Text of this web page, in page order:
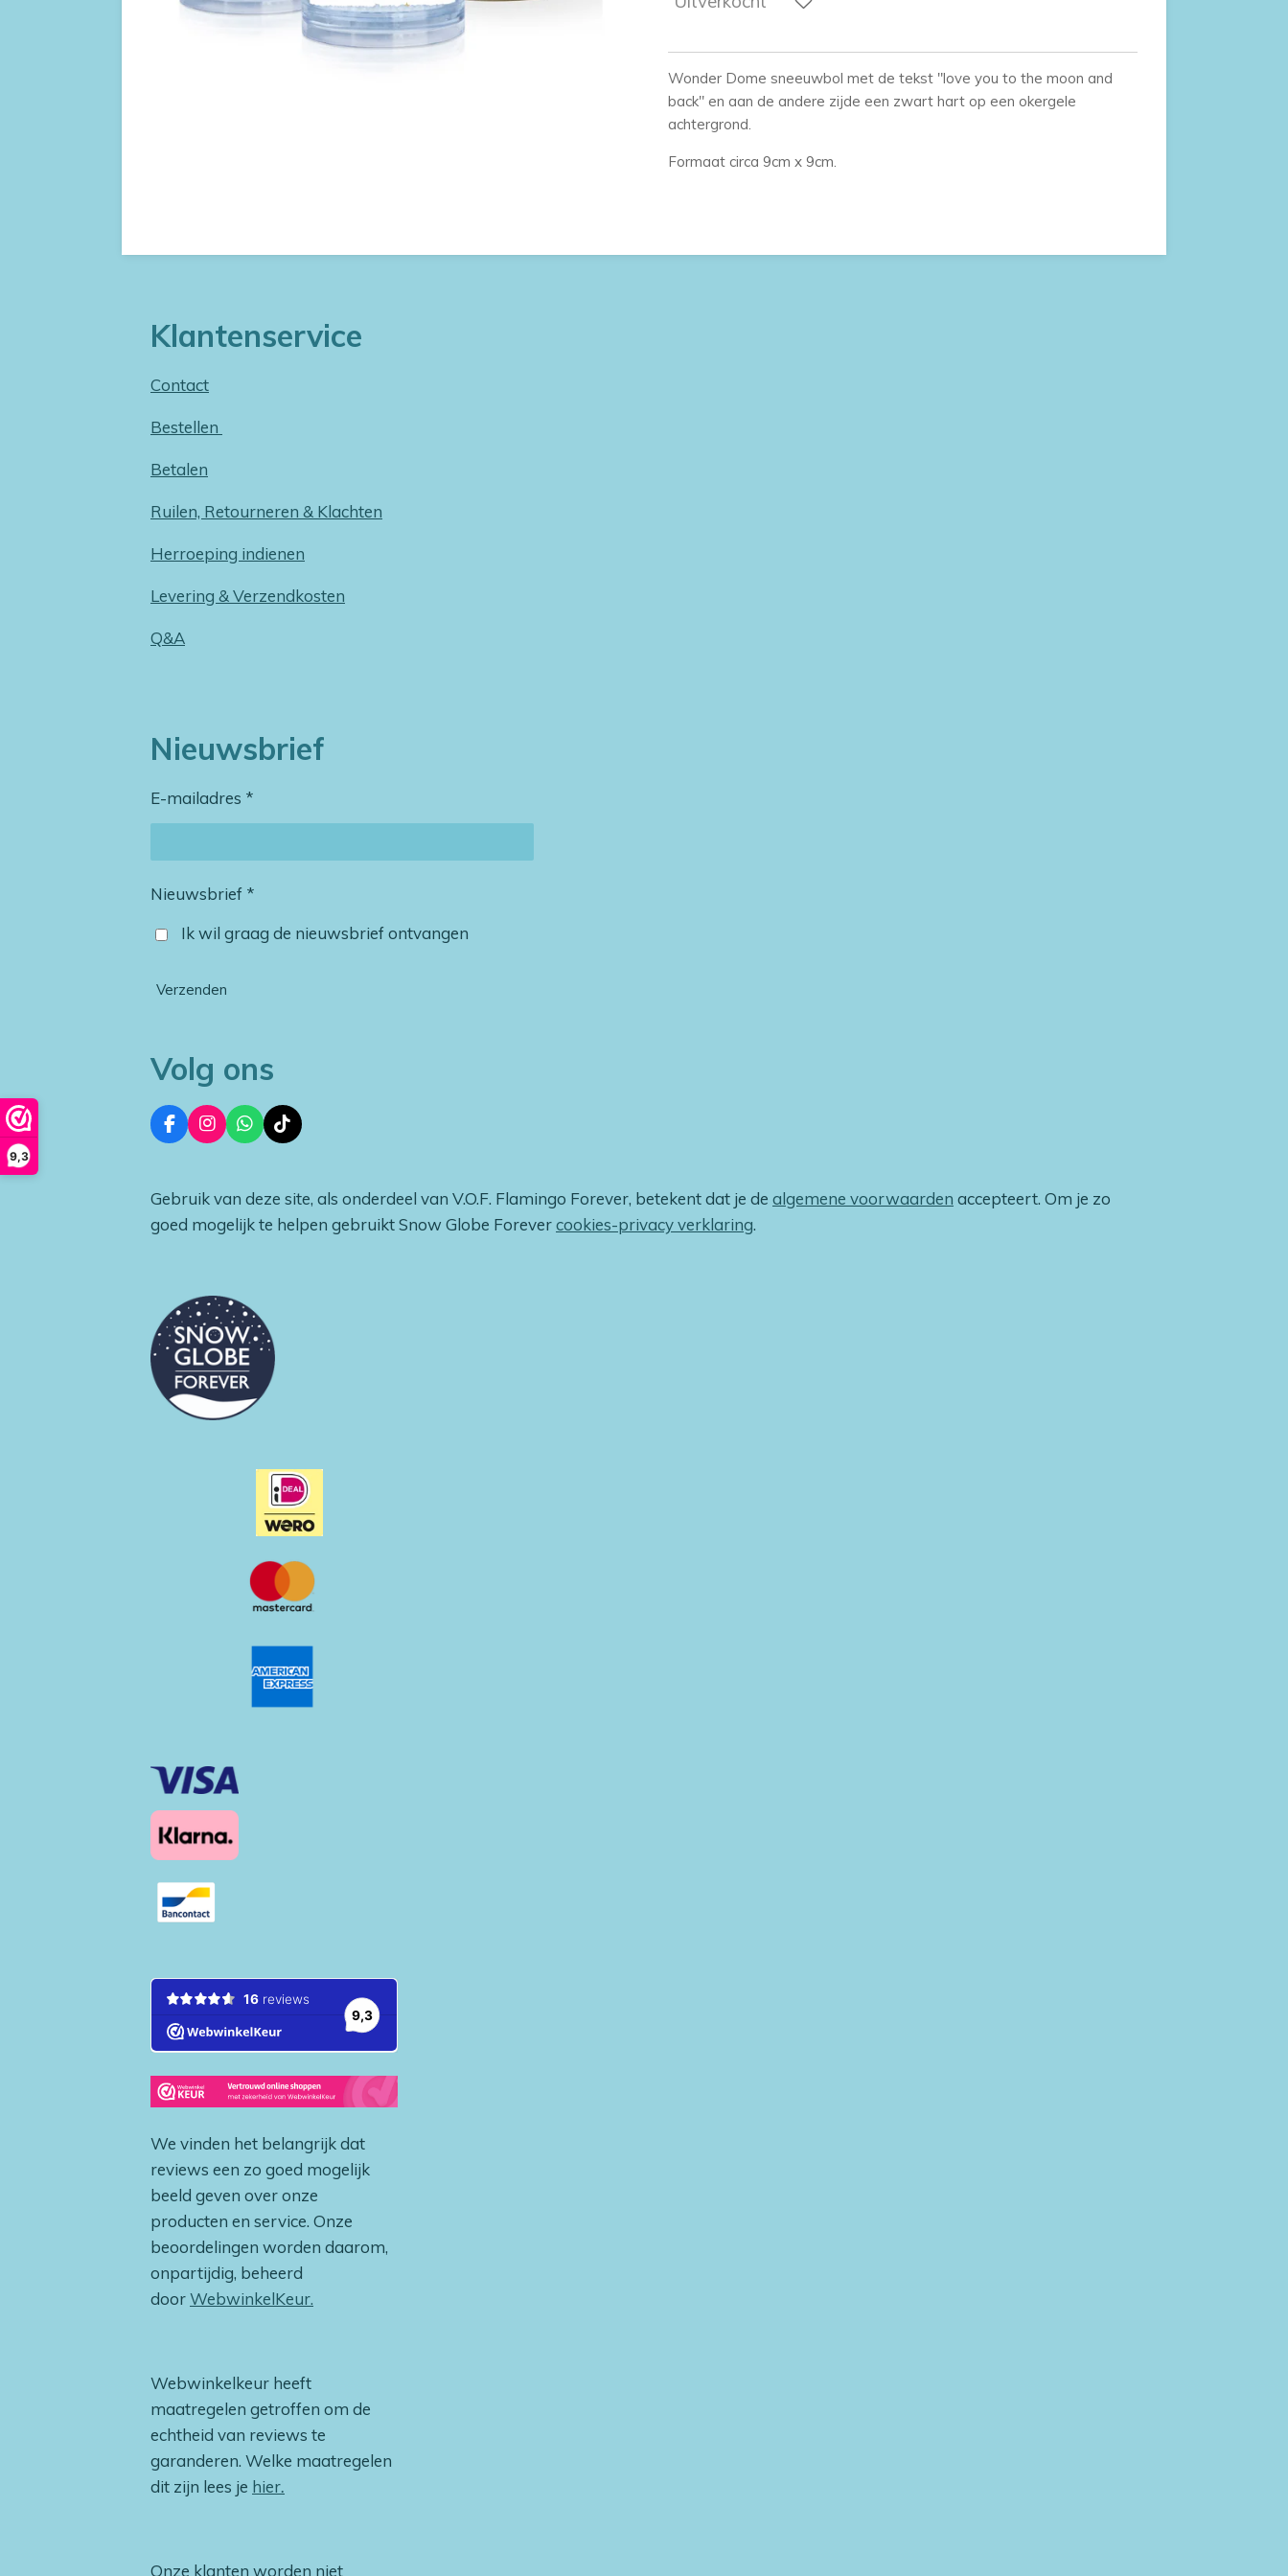
9,3
Wonder Dome sneeuwbol met de tekst "love you to the moon and
back" en aan de andere zijde een zwart hart op een okergele
achtergrond.
Formaat circa 9cm x 9cm.
Klantenservice
Contact
Bestellen
Betalen
Ruilen, Retourneren & Klachten
Herroeping indienen
Levering & Verzendkosten
Q&A
Nieuwsbrief
E-mailadres *
Nieuwsbrief *
Ik wil graag de nieuwsbrief ontvangen
Verzenden
Volg ons
F
a
b
o
I
n
a
r
W
h
s
A
p
T
i
o
Gebruik van deze site, als onderdeel van V.O.F. Flamingo Forever, betekent dat je de algemene voorwaarden accepteert. Om je zo
goed mogelijk te helpen gebruikt Snow Globe Forevercookies-privacy verklaring.
We vinden het belangrijk dat
reviews een zo goed mogelijk
beeld geven over onze
producten en service. Onze
beoordelingen worden daarom,
onpartijdig, beheerd
doorWebwinkelKeur.
Webwinkelkeur heeft
maatregelen getroffen om de
echtheid van reviews te
garanderen. Welke maatregelen
dit zijn lees je hier.
Onze klanten worden niet